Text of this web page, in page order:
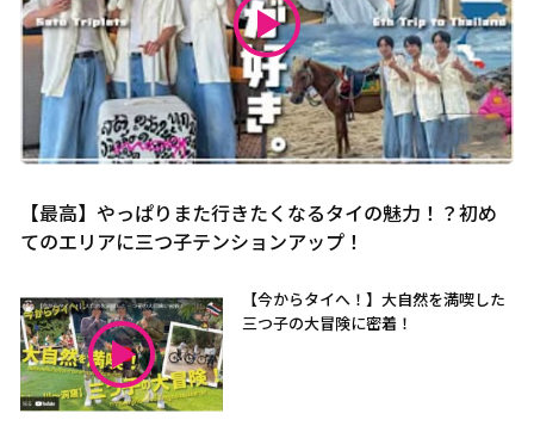
【最高】やっぱりまた行きたくなるタイの魅力！？初め
てのエリアに三つ子テンションアップ！
【今からタイへ！】大自然を満喫した
三つ子の大冒険に密着！